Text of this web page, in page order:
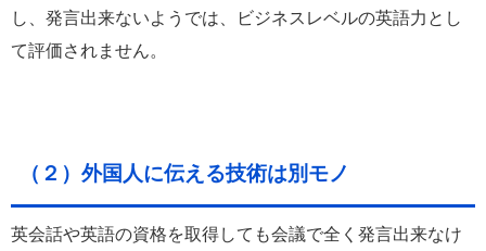
し、発言出来ないようでは、ビジネスレベルの英語力とし
て評価されません。
（２）外国人に伝える技術は別モノ
英会話や英語の資格を取得しても会議で全く発言出来なけ